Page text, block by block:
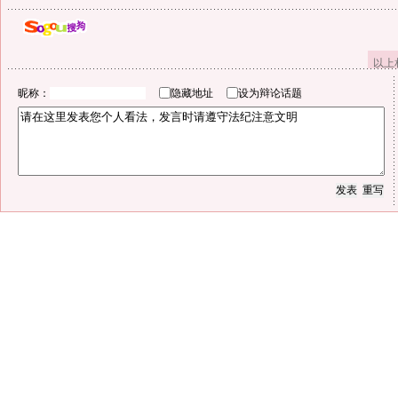
以
昵称： 隐藏地址 设为辩论话题